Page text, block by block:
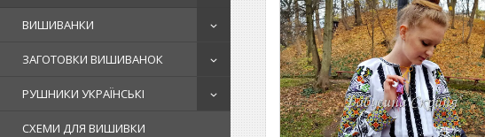
ВИШИВАНКИ
ЗАГОТОВКИ ВИШИВАНОК
РУШНИКИ УКРАЇНСЬКІ
СХЕМИ ДЛЯ ВИШИВКИ